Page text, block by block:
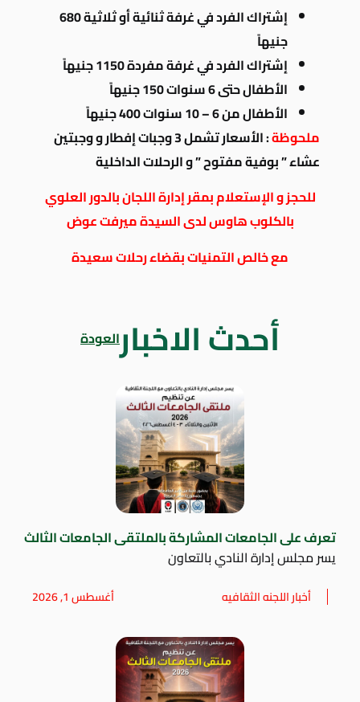
إشتراك الفرد في غرفة ثنائية أو ثلاثية 680
جنيهاً
إشتراك الفرد في غرفة مفردة 1150 جنيهاً
الأطفال حتى 6 سنوات 150 جنيهاً
الأطفال من 6 – 10 سنوات 400 جنيهاً
ملحوظة
: الأسعار تشمل 3 وجبات إفطار و وجبتين
عشاء ” بوفية مفتوح ” و الرحلات الداخلية
للحجز و الإستعلام بمقر إدارة اللجان بالدور العلوي
بالكلوب هاوس لدى السيدة ميرفت عوض
مع خالص التمنيات بقضاء رحلات سعيدة
أحدث الاخبارالعودة
تعرف على الجامعات المشاركة بالملتقى الجامعات الثالث
يسر مجلس إدارة النادي بالتعاون
أخبار اللجنه الثقافيه أغسطس 1, 2026